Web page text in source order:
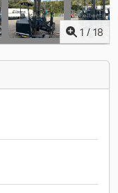
1 / 18